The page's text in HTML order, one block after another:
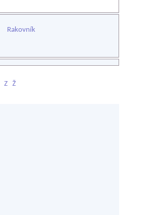
Rakovník
Z Ž